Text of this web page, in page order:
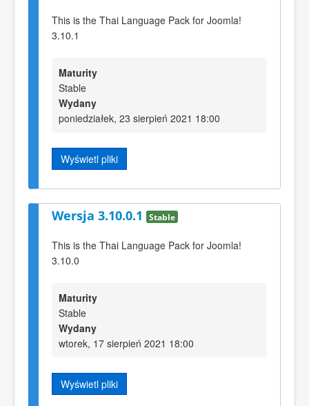
This is the Thai Language Pack for Joomla!
3.10.1
Maturity
Stable
Wydany
poniedziałek, 23 sierpień 2021 18:00
Wyświetl pliki
Wersja 3.10.0.1 Stable
This is the Thai Language Pack for Joomla!
3.10.0
Maturity
Stable
Wydany
wtorek, 17 sierpień 2021 18:00
Wyświetl pliki